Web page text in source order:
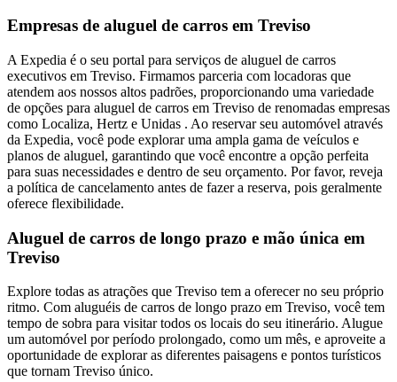
Empresas de aluguel de carros em Treviso
A Expedia é o seu portal para serviços de aluguel de carros
executivos em Treviso. Firmamos parceria com locadoras que
atendem aos nossos altos padrões, proporcionando uma variedade
de opções para aluguel de carros em Treviso de renomadas empresas
como Localiza, Hertz e Unidas . Ao reservar seu automóvel através
da Expedia, você pode explorar uma ampla gama de veículos e
planos de aluguel, garantindo que você encontre a opção perfeita
para suas necessidades e dentro de seu orçamento. Por favor, reveja
a política de cancelamento antes de fazer a reserva, pois geralmente
oferece flexibilidade.
Aluguel de carros de longo prazo e mão única em
Treviso
Explore todas as atrações que Treviso tem a oferecer no seu próprio
ritmo. Com aluguéis de carros de longo prazo em Treviso, você tem
tempo de sobra para visitar todos os locais do seu itinerário. Alugue
um automóvel por período prolongado, como um mês, e aproveite a
oportunidade de explorar as diferentes paisagens e pontos turísticos
que tornam Treviso único.